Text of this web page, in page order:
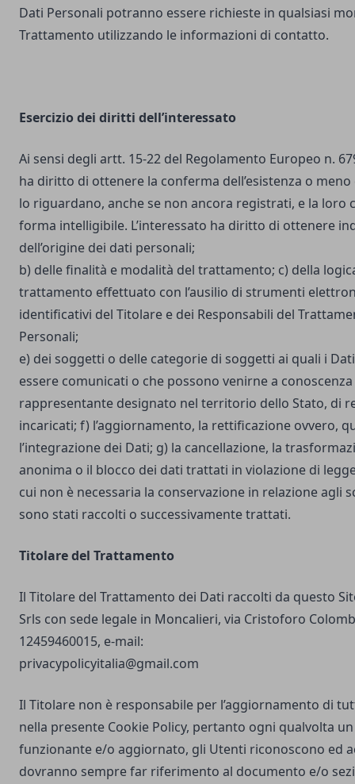
Dati Personali potranno essere richieste in qualsiasi
Trattamento utilizzando le informazioni di contatto.
Esercizio dei diritti dell’interessato
Ai sensi degli artt. 15-22 del Regolamento Europeo n.
ha diritto di ottenere la conferma dell’esistenza o
lo riguardano, anche se non ancora registrati, e la loro
forma intelligibile. L’interessato ha diritto di ottenere
dell’origine dei dati personali;
b) delle finalità e modalità del trattamento; c) della
trattamento effettuato con l’ausilio di strumenti
identificativi del Titolare e dei Responsabili del
Personali;
e) dei soggetti o delle categorie di soggetti ai quali i
essere comunicati o che possono venirne a
rappresentante designato nel territorio dello Stato, di
incaricati; f) l’aggiornamento, la rettificazione ovvero,
l’integrazione dei Dati; g) la cancellazione, la
anonima o il blocco dei dati trattati in violazione di
cui non è necessaria la conservazione in relazione agli
sono stati raccolti o successivamente trattati.
Titolare del Trattamento
Il Titolare del Trattamento dei Dati raccolti da questo
Srls con sede legale in Moncalieri, via Cristoforo
12459460015, e-mail:
privacypolicyitalia@gmail.com
Il Titolare non è responsabile per l’aggiornamento di
nella presente Cookie Policy, pertanto ogni qualvolta
funzionante e/o aggiornato, gli Utenti riconoscono ed
dovranno sempre far riferimento al documento e/o